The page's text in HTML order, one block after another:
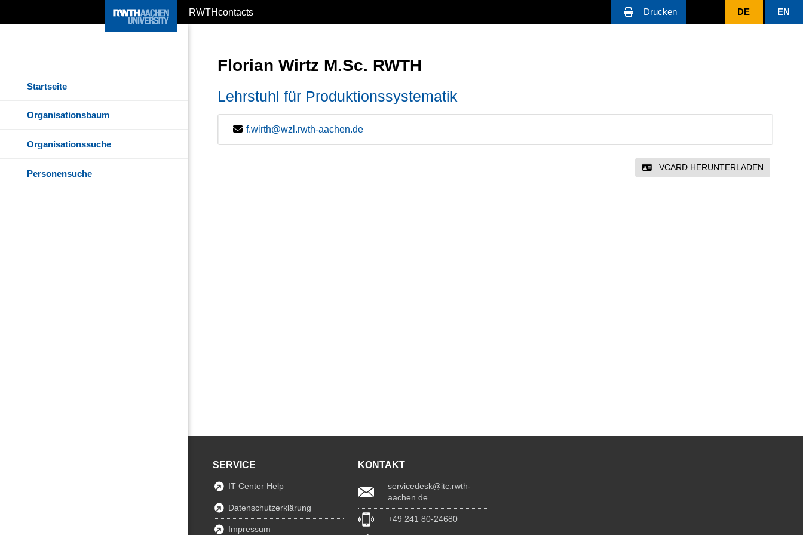
RWTHcontacts Drucken DE EN
Startseite
Organisationsbaum
Organisationssuche
Personensuche
Florian Wirtz M.Sc. RWTH
Lehrstuhl für Produktionssystematik
f.wirth@wzl.rwth-aachen.de
VCARD HERUNTERLADEN
SERVICE
IT Center Help
Datenschutzerklärung
Impressum
KONTAKT
servicedesk@itc.rwth-
aachen.de
+49 241 80-24680